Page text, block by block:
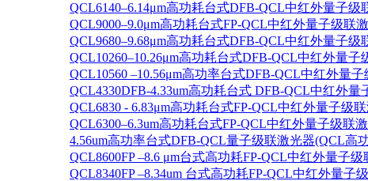
QCL6140–6.14μm高功耗台式DFB-QCL中红外量子级
QCL9000–9.0μm高功耗台式FP-QCL中红外量子级联
QCL9680–9.68μm高功耗台式DFB-QCL中红外量子级
QCL10260–10.26μm高功耗台式DFB-QCL中红外量子
QCL10560 –10.56μm高功率台式DFB-QCL中红外量
QCL4330DFB-4.33um高功耗台式 DFB-QCL中红外量
QCL6830 - 6.83μm高功耗台式FP-QCL中红外量子级
QCL6300–6.3um高功耗台式FP-QCL中红外量子级联
4.56um高功率台式DFB-QCL量子级联激光器(QCL高
QCL8600FP –8.6 μm台式高功耗FP-QCL中红外量子级
QCL8340FP –8.34um 台式高功耗FP-QCL中红外量子